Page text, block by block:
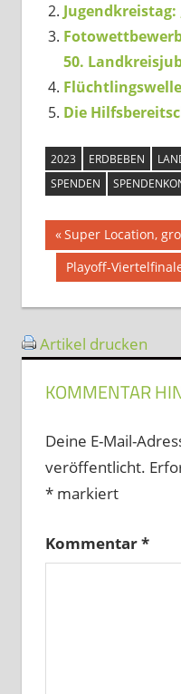
50.
Die
2023 ERDBEBEN
SPENDEN
Vorheriger
Beitrag:
Super Location,
Nächster
Beitrag:
Playoff-
Artikel drucken
KOMMENTAR
Deine E-Mail-
veröffentlicht.
*markiert
Kommentar*